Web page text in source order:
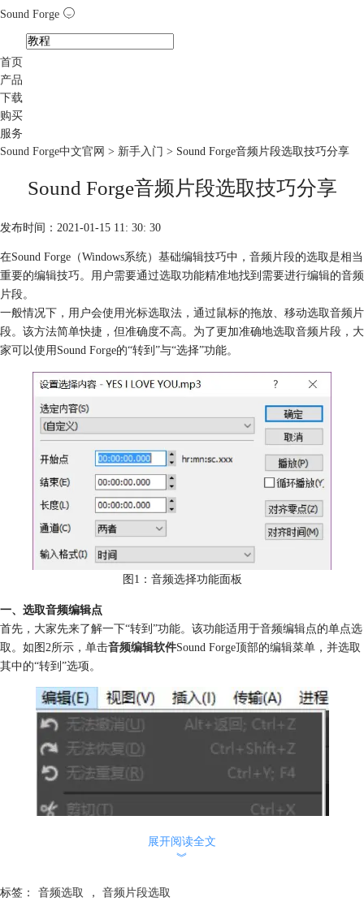
Sound Forge
首页
产品
下载
购买
服务
Sound Forge中文官网 > 新手入门 > Sound Forge音频片段选取技巧分享
Sound Forge音频片段选取技巧分享
发布时间：2021-01-15 11: 30: 30
在Sound Forge（Windows系统）基础编辑技巧中，音频片段的选取是相当
重要的编辑技巧。用户需要通过选取功能精准地找到需要进行编辑的音频
片段。
一般情况下，用户会使用光标选取法，通过鼠标的拖放、移动选取音频片
段。该方法简单快捷，但准确度不高。为了更加准确地选取音频片段，大
家可以使用Sound Forge的“转到”与“选择”功能。
图1：音频选择功能面板
一、选取音频编辑点
首先，大家先来了解一下“转到”功能。该功能适用于音频编辑点的单点选
取。如图2所示，单击音频编辑软件Sound Forge顶部的编辑菜单，并选取
其中的“转到”选项。
展开阅读全文
︾
标签： 音频选取 ， 音频片段选取